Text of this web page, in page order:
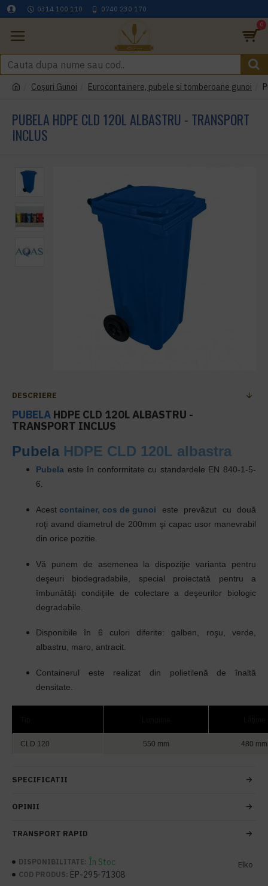
0314 100 110 0740 230 170
0
Coşuri Gunoi Eurocontainere, pubele si tomberoane gunoi
PUBELA HDPE CLD 120L ALBASTRU - TRANSPORT
INCLUS
DESCRIERE
PUBELA HDPE CLD 120L ALBASTRU -
TRANSPORT INCLUS
PubelaHDPE CLD 120L albastra
Pubela este în conformitate cu standardele EN 840-1-5-
6.
Acest container, cos de gunoi este prevăzut cu două
roţi avand diametrul de 200mm şi capac usor manevrabil
din orice pozitie.
Vă punem de asemenea la dispoziţie varianta pentru
deşeuri biodegradabile, special proiectată pentru a
îmbunătăţi condiţiile de colectare a deşeurilor biologic
degradabile.
Disponibileîn 6 culori diferite: galben, roşu, verde,
albastru, maro, antracit.
Containerul este realizat din polietilenă de înaltă
densitate
CLD 120 550 mm 480 mm
SPECIFICATII
OPINII
TRANSPORT RAPID
DISPONIBILITATE: În Stoc
COD PRODUS: EP-295-71308
Elko